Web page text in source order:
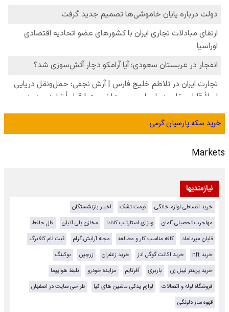
خرید سکه پارسیان گرمی
Markets
نیازمندیها
خرید اقساطی لوازم خانگی قیمت تشک
اخبار بازنشستگان
مهاجرت تحصیلی آلمان
ویزای استارتاپ کانادا مخازن پلی اتیلن
فال حافظ
قلیان میرداماد
کافه مناسب کار و مطالعه مجله آرایش گرام
ثبت نام کالابرگ
خرید nft
خرید اکانت گوگل ادز خرید زعفران زرچین
بوکینگ
خرید پرینتر لیبل زن
باربری آفرتایم مزایده خودرو
بلیط هواپیما
فروشگاه لوله و اتصالات
لوازم یدکی ماشین های کیا
طراحی سایت در اصفهان
قهوه ساز دلونگی